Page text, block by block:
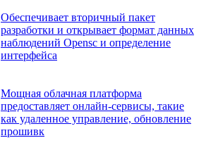
Обеспечивает вторичный пакет
разработки и открывает формат данных
наблюдений Opensc и определение
интерфейса
Мощная облачная платформа
предоставляет онлайн-сервисы, такие
как удаленное управление, обновление
прошивк